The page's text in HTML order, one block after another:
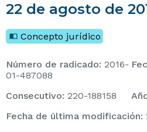
22 de agosto de
Concepto jurídico
Número de radicado: 2016-
01-487088
consecutivo: 220-188158
Fecha de última modificación: